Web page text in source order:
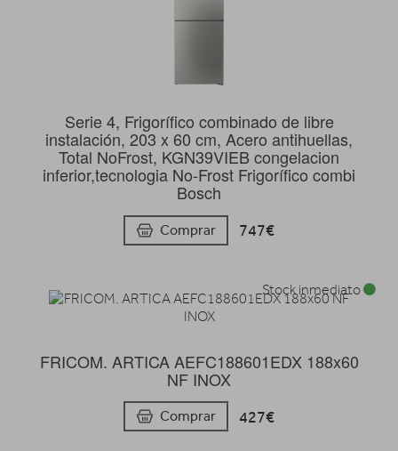
Serie 4, Frigorífico combinado de libre
instalación, 203 x 60 cm, Acero antihuellas,
Total NoFrost, KGN39VIEB congelacion
inferior,tecnologia No-Frost Frigorífico combi
Bosch
Comprar 747€
FRICOM. ARTICA AEFC188601EDX 188x60
NF INOX
Comprar 427€
Stock inmediato